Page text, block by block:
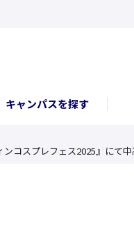
キャンパスを探す
コスプレフェス2025』にて